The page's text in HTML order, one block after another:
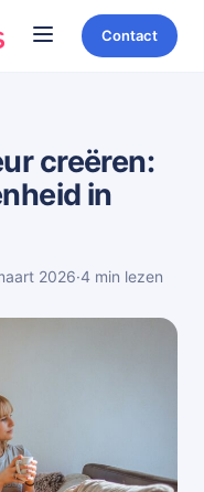
Contact
creëren:
in
2026·4 min lezen